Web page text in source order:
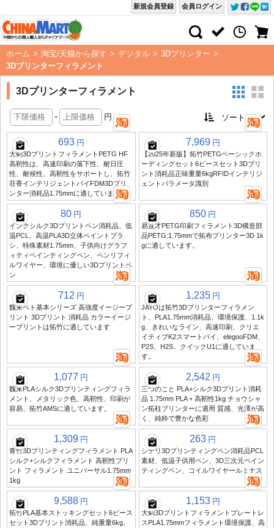
会員ログイン
新規会員登録
ホーム > 淘宝/天猫から探す > デジタル > 3Dプリンター >
3Dプリンターフィラメント
3Dプリンターフィラメント
- 円
693 円
大剣3DプリントフィラメントPETG HF
高靭性は、高速印刷の落下性、耐日圧
性、耐候性、高靭性をサポートし、拓竹
荘香インテリジェントパイFDM3Dプリ
ンター消耗品1.75mmに適しています
7,969 円
【2025年新版】拓竹PETGベーシックホ
ーディングセット6ピースセット3Dプリ
ント消耗品正味重量6kgRFIDインテリジ
ェントパラメータ識別
80 円
インクシルク3Dプリントペン消耗品、低
温PCL、高温PLA3D立体ペイントブラ
シ、特殊素材1.75mm、子供向けグラフ
ィティペインティングペン、ペンリフィ
ルワイヤー、環境に優しい3Dプリントペ
ン
850 円
易直才PETG印刷フィラメント3D構造部
品PETG:1.75mmで拓布プリンター3D 1k
gに適しています。
712 円
魏来ペト基本シリーズ 高強度イージープ
リント 3Dプリント 消耗品 カラーイージ
ープリントは拓竹に適しています
1,235 円
JAYOは拓竹3Dプリンターフィラメン
ト、PLA1.75mm消耗品、環境保護、1.1k
g、きれいなライン、高速印刷、クリエ
イティブK2スマートパイ、elegooFDM、
P2S、H2S、クイックU1に適していま
す。
1,077 円
魏来PLAシルク3Dプリンティングフィラ
メント、メタリック色、高靭性、印刷が
容易、拓竹AMSに適しています。
2,542 円
三つのこと PLA+シルク3Dプリント消耗
品 1.75mm PLA + 高靭性1kg チョウシャ
ン拓柱プリンターに適用 質感、光澤が高
く、純粋で豊かな色彩
1,309 円
青竹3Dプリンティングフィラメント PLA
シルク+シルクフィラメント 高靭性プリ
ント フィラメント ユニバーサル1.75mm
1kg
263 円
シデリ3Dプリンティングペン消耗品PCL
素材、低温子供用ペン、3D三次元ペイン
ティングペン、コイルワイヤールミナス
9,588 円
拓竹PLA基本ストッキングセット6ピース
セット3Dプリント消耗品、純重量6kg、
1,153 円
大剣3Dプリントフィラメントプレートレ
スPLA1.75mmフィラメント環境保護、高